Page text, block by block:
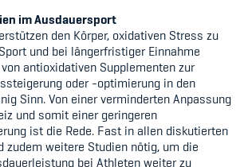
im Ausdauersport
den Körper, oxidativen Stress zu
und bei längerfristiger Einnahme
antioxidativen Supplementen zur
oder -optimierung in den
Sinn. Von einer verminderten Anpassung
und somit einer geringeren
ist die Rede. Fast in allen diskutierten
zudem weitere Studien nötig, um die
bei Athleten weiter zu